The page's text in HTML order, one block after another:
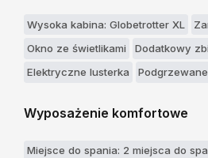
Wysoka kabina: Globetrotter XL
Okno ze świetlikami
Dodatkowy
Elektryczne lusterka
Wyposażenie komfortowe
Miejsce do spania: 2 miejsca do